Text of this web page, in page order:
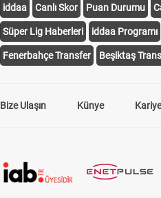
iddaa
Canlı Skor Puan Durumu
Süper Lig Haberleri iddaa Programı
Fenerbahçe Transfer Beşiktaş
Bize Ulaşın Künye